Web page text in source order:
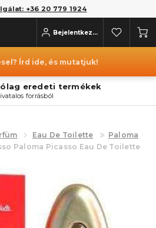
+36 20 779 1924
Bejelentkezés
Írd ide, és mutatjuk!
eredeti termékek
forrásból
Eau De Toilette
Paloma
Paloma Picasso Eau De Toilette